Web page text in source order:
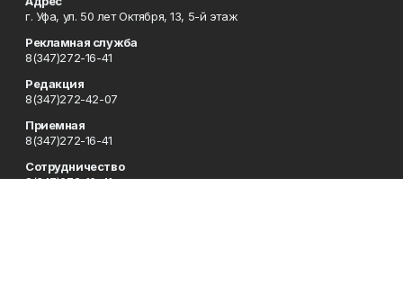
г. Уфа, ул. 50 лет Октября, 13, 5-й этаж
Рекламная служба
8(347)272-16-41
Редакция
8(347)272-42-07
Приемная
8(347)272-16-41
Сотрудничество
8(347)272-16-41